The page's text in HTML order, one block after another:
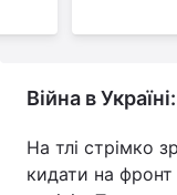
Війна в
На тлі стрімко
кидати на